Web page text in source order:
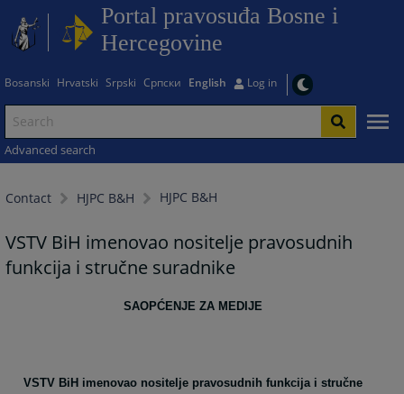
Portal pravosuđa Bosne i
Hercegovine
Bosanski Hrvatski Srpski Српски English Log in
Advanced search
Contact HJPC B&H HJPC B&H
VSTV BiH imenovao nositelje pravosudnih
funkcija i stručne suradnike
SAOPĆENJE ZA MEDIJE
VSTV BiH imenovao nositelje pravosudnih funkcija i stručne